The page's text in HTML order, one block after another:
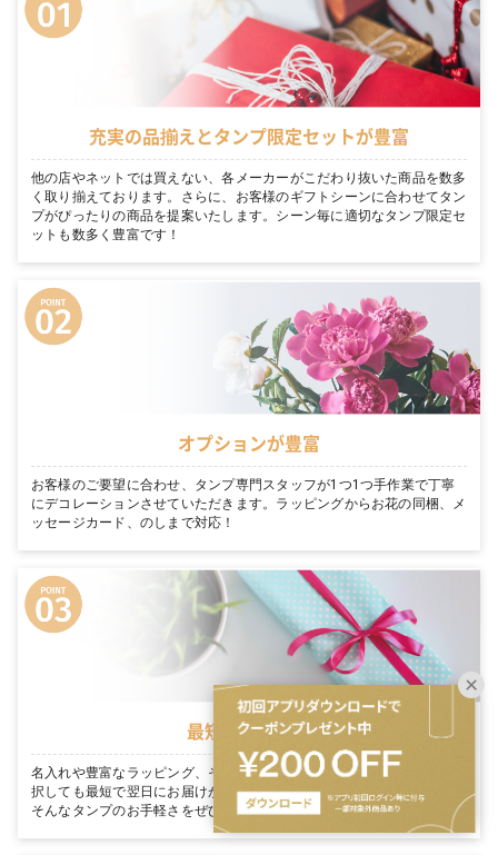
充実の品揃えとタンプ限定セットが豊富
他の店やネットでは買えない、各メーカーがこだわり抜いた商品を数多
く取り揃えております。さらに、お客様のギフトシーンに合わせてタン
プがぴったりの商品を提案いたします。シーン毎に適切なタンプ限定セ
ットも数多く豊富です！
オプションが豊富
お客様のご要望に合わせ、タンプ専門スタッフが1つ1つ手作業で丁寧
にデコレーションさせていただきます。ラッピングからお花の同梱、メ
ッセージカード、のしまで対応！
最短翌日お届け
名入れや豊富なラッピング、そのまま渡せる完璧な装飾を たくさん選
択しても最短で翌日にお届けが可能です。「今日買って、明日届く」。
そんなタンプのお手軽さをぜひご体感ください。